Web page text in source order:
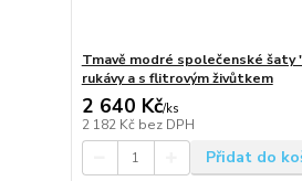
Tmavě modré společenské šaty
rukávy a s flitrovým živůtkem
2 640 Kč/ks
2 182 Kč bez DPH
Přidat do